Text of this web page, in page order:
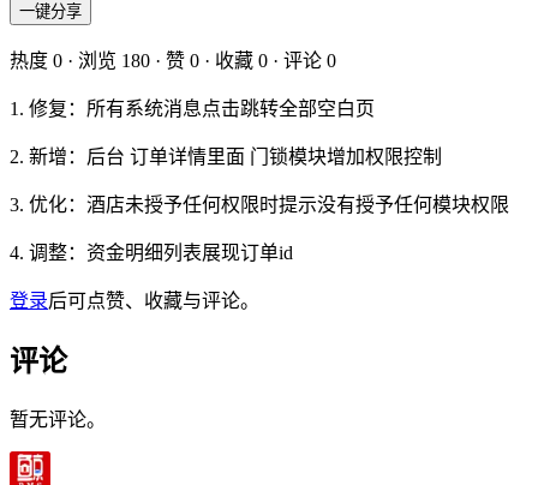
一键分享
热度 0 · 浏览 180 · 赞 0 · 收藏 0 · 评论 0
1. 修复：所有系统消息点击跳转全部空白页
2. 新增：后台 订单详情里面 门锁模块增加权限控制
3. 优化：酒店未授予任何权限时提示没有授予任何模块权限
4. 调整：资金明细列表展现订单id
登录后可点赞、收藏与评论。
评论
暂无评论。